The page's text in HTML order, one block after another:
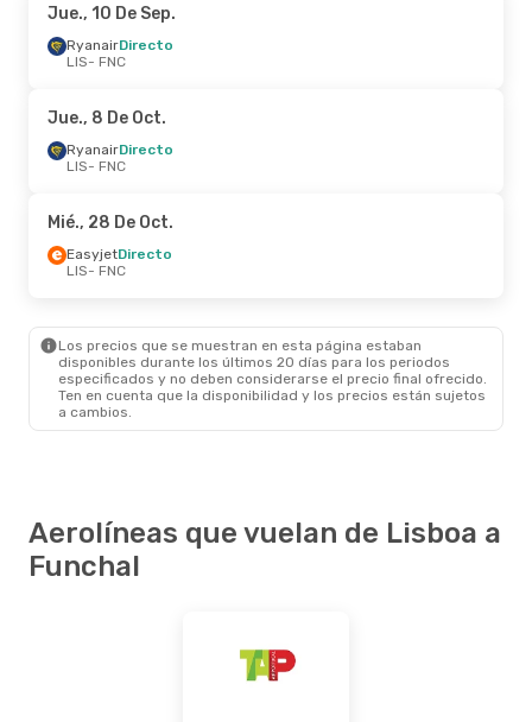
Mar., 13 De Oct.
RyanairDirecto
FNC- LIS
RyanairDirecto
LIS - FNC
EasyjetDirecto
FNC- LIS
Sáb., 12 De Sep.- Lun., 14 De Sep.
EasyjetDirecto
LIS- FNC
EasyjetDirecto
FNC- LIS
Jue., 10 De Sep.
RyanairDirecto
LIS- FNC
Jue., 8 De Oct.
RyanairDirecto
LIS- FNC
Mié., 28 De Oct.
EasyjetDirecto
LIS- FNC
Los precios que se muestran en esta página estaban
disponibles durante los últimos 20 días para los periodos
especificados y no deben considerarse el precio final ofrecido.
Ten en cuenta que la disponibilidad y los precios están sujetos
a cambios.
Aerolíneas que vuelan de Lisboa a
Funchal